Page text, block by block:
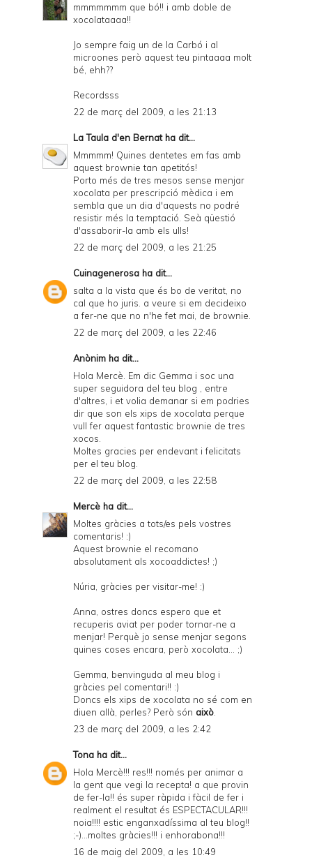
mmmmmmm que bó!! i amb doble de
xocolataaaa!!
Jo sempre faig un de la Carbó i al
microones però aquest teu pintaaaa molt
bé, ehh??
Recordsss
22 de març del 2009, a les 21:13
La Taula d'en Bernatha dit...
Mmmmm! Quines dentetes em fas amb
aquest brownie tan apetitós!
Porto més de tres mesos sense menjar
xocolata per prescripció mèdica i em
sembla que un dia d'aquests no podré
resistir més la temptació. Seà qüestió
d'assaborir-la amb els ulls!
22 de març del 2009, a les 21:25
Cuinagenerosa ha dit...
salta a la vista que és bo de veritat, no
cal que ho juris. a veure si em decideixo
a fer-ne que no n'he fet mai, de brownie.
22 de març del 2009, a les 22:46
Anònim ha dit...
Hola Mercè. Em dic Gemma i soc una
super seguidora del teu blog , entre
d'altres, i et volia demanar si em podries
dir que son els xips de xocolata perque
vull fer aquest fantastic brownie de tres
xocos.
Moltes gracies per endevant i felicitats
per el teu blog.
22 de març del 2009, a les 22:58
Mercè ha dit...
Moltes gràcies a tots/es pels vostres
comentaris! :)
Aquest brownie el recomano
absolutament als xocoaddictes! ;)
Núria, gràcies per visitar-me! :)
Anna, ostres doncs espero que et
recuperis aviat per poder tornar-ne a
menjar! Perquè jo sense menjar segons
quines coses encara, però xocolata... ;)
Gemma, benvinguda al meu blog i
gràcies pel comentari!! :)
Doncs els xips de xocolata no sé com en
diuen allà, perles? Però són això
23 de març del 2009, a les 2:42
Tona ha dit...
Hola Mercè!!! res!!! només per animar a
la gent que vegi la recepta! a que provin
de fer-la!! és super ràpida i fàcil de fer i
realment el resultat és ESPECTACULAR!!!
noia!!!! estic enganxadíssima al teu blog!!
;-)...moltes gràcies!!! i enhorabona!!!
16 de maig del 2009, a les 10:49